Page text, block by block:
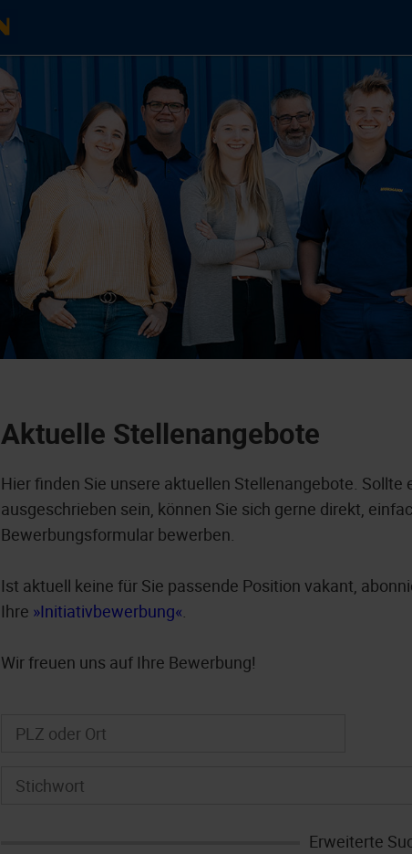
Aktuelle Stellenangebote
Hier finden Sie unsere aktuellen Stellenangebote. Sollte
ausgeschrieben sein, können Sie sich gerne direkt,
Bewerbungsformular bewerben.
Ist aktuell keine für Sie passende Position vakant,
Ihre Initiativbewerbung .
Wir freuen uns auf Ihre Bewerbung!
Erweiterte